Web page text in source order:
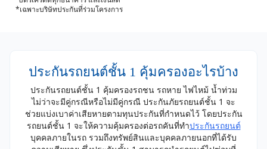
*เฉพาะบริษัทประกันที่ร่วมโครงการ
ประกันรถยนต์ชั้น 1 คุ้มครองอะไรบ้าง
ประกันรถยนต์ชั้น 1 คุ้มครองรถชน รถหาย ไฟไหม้ น้ำท่วม
ไม่ว่าจะมีคู่กรณีหรือไม่มีคู่กรณี ประกันภัยรถยนต์ชั้น 1 จะ
ช่วยแบ่งเบาค่าเสียหายตามทุนประกันที่กำหนดไว้ โดยประกัน
รถยนต์ชั้น 1 จะให้ความคุ้มครองต่อรถคันที่ทำประกันรถยนต์
บุคคลภายในรถ รวมถึงทรัพย์สินและบุคคลภายนอกที่ได้รับ